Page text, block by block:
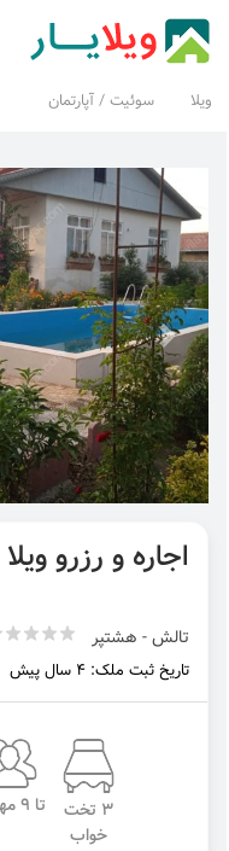
ویلا سوئیت / آپارتمان
اجاره و رزرو
تالش - هشتپر
تاریخ ثبت ملک: 4 سال پیش
3 تخت
خواب
تا 9 مهمان